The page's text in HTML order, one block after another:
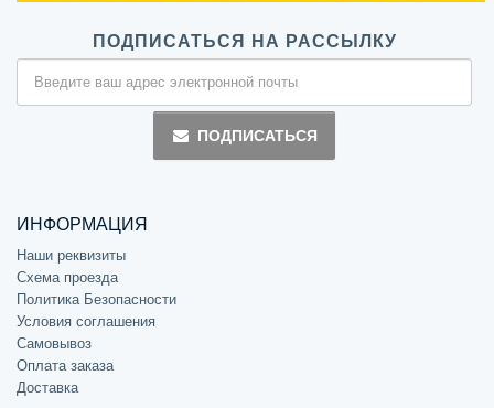
ПОДПИСАТЬСЯ НА РАССЫЛКУ
ПОДПИСАТЬСЯ
ИНФОРМАЦИЯ
Наши реквизиты
Схема проезда
Политика Безопасности
Условия соглашения
Самовывоз
Оплата заказа
Доставка